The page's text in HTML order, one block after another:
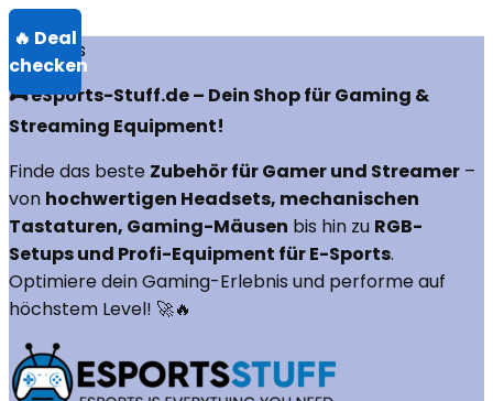
Über uns
🎮 eSports-Stuff.de – Dein Shop für Gaming &
Streaming Equipment!
Finde das beste Zubehör für Gamer und Streamer –
von hochwertigen Headsets, mechanischen
Tastaturen, Gaming-Mäusen bis hin zu RGB-
Setups und Profi-Equipment für E-Sports.
Optimiere dein Gaming-Erlebnis und performe auf
höchstem Level! 🚀🔥